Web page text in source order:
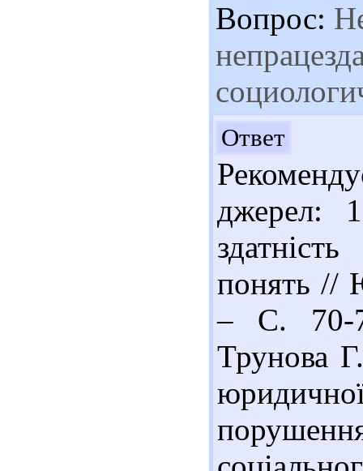
Вопрос:
Ответ
джерел:
понять //
– С. 70-
Трунова